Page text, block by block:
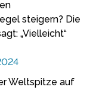
steigern? Die
„Vielleicht“
Weltspitze auf